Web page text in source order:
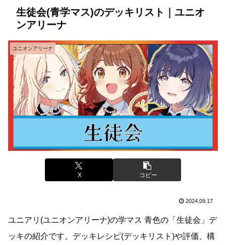
生徒会(青学マス)のデッキリスト｜ユニオ
ンアリーナ
ユニオンアリーナ
X コピー
2024.09.17
ユニアリ(ユニオンアリーナ)の学マス 青色の「生徒会」デ
ッキの紹介です。デッキレシピ(デッキリスト)や評価、構